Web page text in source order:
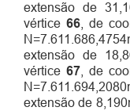
extensão de
vértice 66, de
extensão de
vértice 67, de
extensão de